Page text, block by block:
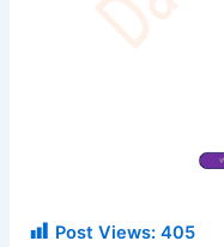
Post Views: 405